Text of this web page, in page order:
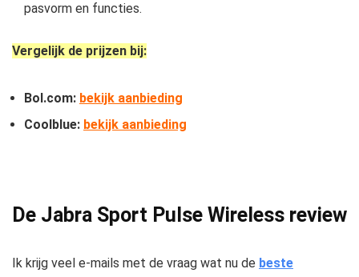
pasvorm en functies.
Vergelijk de prijzen bij:
Bol.com: bekijk aanbieding
Coolblue: bekijk aanbieding
De Jabra Sport Pulse Wireless review
Ik krijg veel e-mails met de vraag wat nu de beste